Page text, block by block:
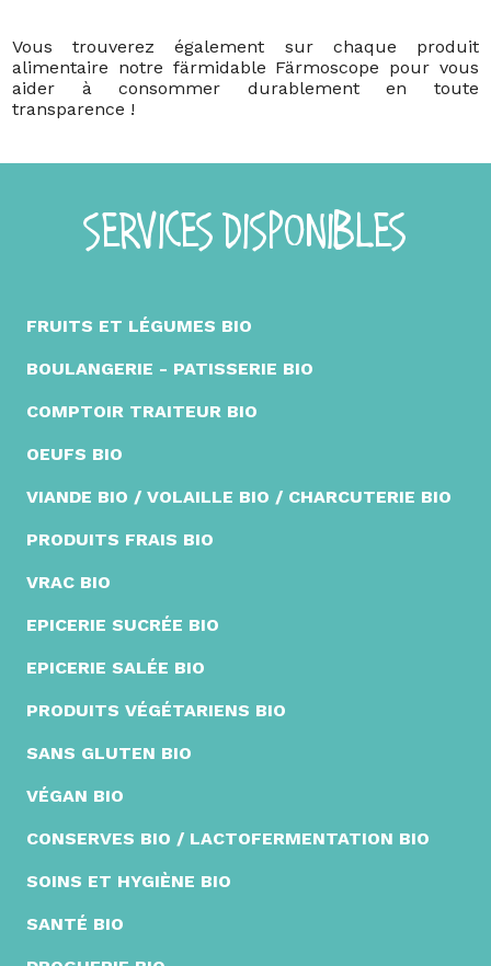
Vous trouverez également sur chaque produit
alimentaire notre färmidable Färmoscope pour vous
aider à consommer durablement en toute
transparence !
SERVICES DISPONIBLES
FRUITS ET LÉGUMES BIO
BOULANGERIE - PATISSERIE BIO
COMPTOIR TRAITEUR BIO
OEUFS BIO
VIANDE BIO / VOLAILLE BIO / CHARCUTERIE BIO
PRODUITS FRAIS BIO
VRAC BIO
EPICERIE SUCRÉE BIO
EPICERIE SALÉE BIO
PRODUITS VÉGÉTARIENS BIO
SANS GLUTEN BIO
VÉGAN BIO
CONSERVES BIO / LACTOFERMENTATION BIO
SOINS ET HYGIÈNE BIO
SANTÉ BIO